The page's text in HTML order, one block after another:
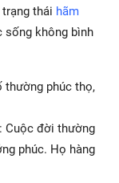
thái hãm
không bình
thường phúc thọ,
Cuộc đời thường
phúc. Họ hàng